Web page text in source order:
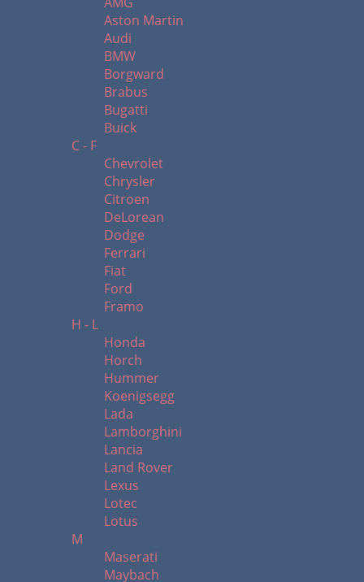
Aston Martin
Audi
BMW
Borgward
Brabus
Bugatti
Buick
C - F
Chevrolet
Chrysler
Citroen
DeLorean
Dodge
Ferrari
Fiat
Ford
Framo
H - L
Honda
Horch
Hummer
Koenigsegg
Lada
Lamborghini
Lancia
Land Rover
Lexus
Lotec
Lotus
M
Maserati
Maybach